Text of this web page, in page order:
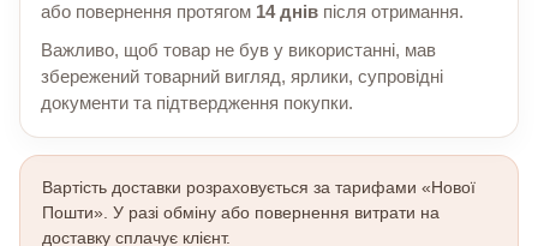
або повернення протягом 14 днів після отримання.
Важливо, щоб товар не був у використанні, мав
збережений товарний вигляд, ярлики, супровідні
документи та підтвердження покупки.
Вартість доставки розраховується за тарифами «Нової
Пошти». У разі обміну або повернення витрати на
доставку сплачує клієнт.